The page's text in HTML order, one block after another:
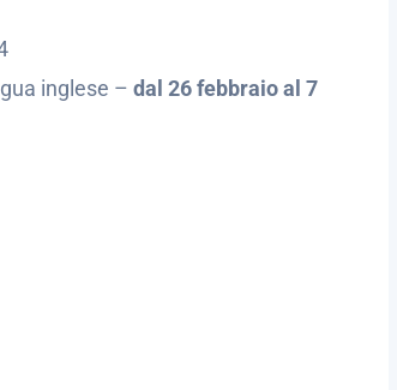
inglese – dal 26 febbraio al 7